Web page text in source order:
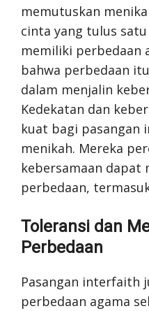
memutuskan
cinta yang tulus
memiliki perbedaan
bahwa perbedaan
dalam menjalin
Kedekatan dan
kuat bagi
menikah. Mereka
kebersamaan dapat
perbedaan,
Toleransi dan
Perbedaan
Pasangan interfaith
perbedaan agama